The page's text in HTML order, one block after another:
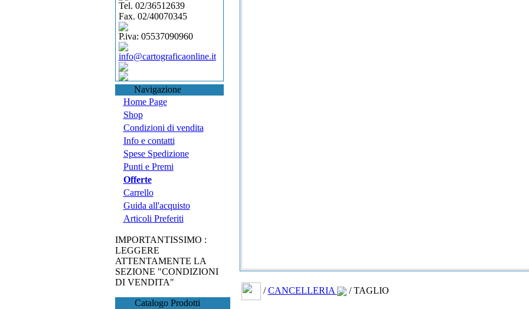
Tel. 02/36512639
Fax. 02/40070345
P.iva: 05537090960
info@cartograficaonline.it
Navigazione
Home Page
Shop
Condizioni di vendita
Info e contatti
Spese Spedizione
Punti e Premi
Offerte
Carrello
Guida all'acquisto
Articoli Preferiti
IMPORTANTISSIMO :
LEGGERE
ATTENTAMENTE LA
SEZIONE "CONDIZIONI
DI VENDITA"
Catalogo Prodotti
/CANCELLERIA / TAGLIO